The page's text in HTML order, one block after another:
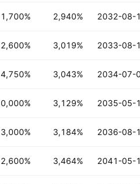
1,700% 2,940% 2032-08-
2,600% 3,019% 2033-08-
4,750% 3,043% 2034-07-
0,000% 3,129% 2035-05-
3,000% 3,184% 2036-08-
2,600% 3,464% 2041-05-